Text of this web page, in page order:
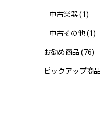
中古楽器(1)
中古その他(1)
お勧め商品 (76)
ピックアップ商品